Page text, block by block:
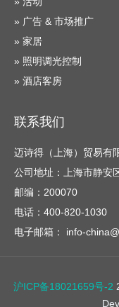
» 广告 & 市场推广
» 家居
» 照明调光控制
» 酒店客房
联系我们
迈诗得（上海）贸易有
公司地址：上海市静安
邮编：200070
电话：400-820-1030
电子邮箱： info-
沪ICP备18021659号-2